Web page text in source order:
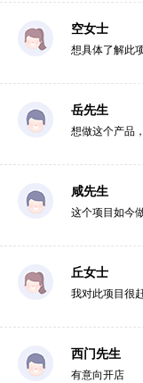
空女士
想具体了解此
岳先生
想做这个产品
咸先生
这个项目如今
丘女士
我对此项目很
西门先生
有意向开店